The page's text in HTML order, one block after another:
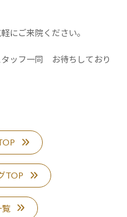
にご来院ください。
ッフ一同 お待ちしており
TOP
覧